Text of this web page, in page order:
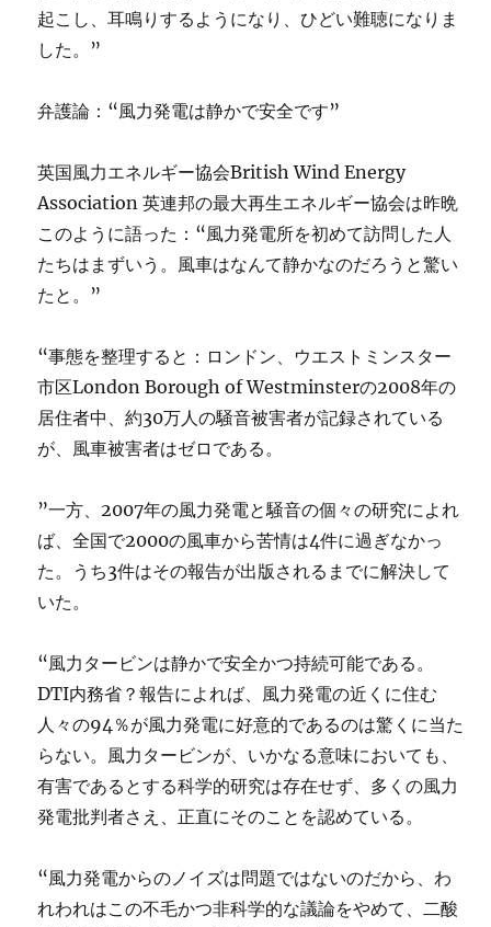
起こし、耳鳴りするようになり、ひどい難聴になりま
した。”
弁護論：“風力発電は静かで安全です”
英国風力エネルギー協会British Wind Energy
Association 英連邦の最大再生エネルギー協会は昨晩
このように語った：“風力発電所を初めて訪問した人
たちはまずいう。風車はなんて静かなのだろうと驚い
たと。”
“事態を整理すると：ロンドン、ウエストミンスター
市区London Borough of Westminsterの2008年の
居住者中、約30万人の騒音被害者が記録されている
が、風車被害者はゼロである。
”一方、2007年の風力発電と騒音の個々の研究によれ
ば、全国で2000の風車から苦情は4件に過ぎなかっ
た。うち3件はその報告が出版されるまでに解決して
いた。
“風力タービンは静かで安全かつ持続可能である。
DTI内務省？報告によれば、風力発電の近くに住む
人々の94％が風力発電に好意的であるのは驚くに当た
らない。風力タービンが、いかなる意味においても、
有害であるとする科学的研究は存在せず、多くの風力
発電批判者さえ、正直にそのことを認めている。
“風力発電からのノイズは問題ではないのだから、わ
れわれはこの不毛かつ非科学的な議論をやめて、二酸